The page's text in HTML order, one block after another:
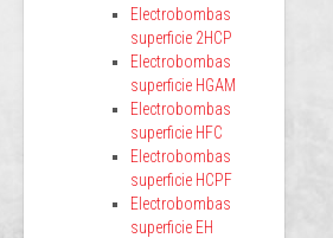
Electrobombas
superficie 2HCP
Electrobombas
superficie HGAM
Electrobombas
superficie HFC
Electrobombas
superficie HCPF
Electrobombas
superficie EH